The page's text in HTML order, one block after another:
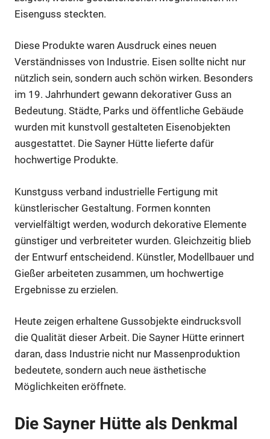
Eisenguss steckten.
Diese Produkte waren Ausdruck eines neuen
Verständnisses von Industrie. Eisen sollte nicht nur
nützlich sein, sondern auch schön wirken. Besonders
im 19. Jahrhundert gewann dekorativer Guss an
Bedeutung. Städte, Parks und öffentliche Gebäude
wurden mit kunstvoll gestalteten Eisenobjekten
ausgestattet. Die Sayner Hütte lieferte dafür
hochwertige Produkte.
Kunstguss verband industrielle Fertigung mit
künstlerischer Gestaltung. Formen konnten
vervielfältigt werden, wodurch dekorative Elemente
günstiger und verbreiteter wurden. Gleichzeitig blieb
der Entwurf entscheidend. Künstler, Modellbauer und
Gießer arbeiteten zusammen, um hochwertige
Ergebnisse zu erzielen.
Heute zeigen erhaltene Gussobjekte eindrucksvoll
die Qualität dieser Arbeit. Die Sayner Hütte erinnert
daran, dass Industrie nicht nur Massenproduktion
bedeutete, sondern auch neue ästhetische
Möglichkeiten eröffnete.
Die Sayner Hütte als Denkmal